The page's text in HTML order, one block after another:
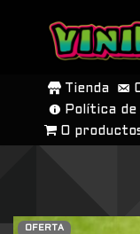
SALTAR
CONTENIDO
Tienda
Política de
0
OFERTA